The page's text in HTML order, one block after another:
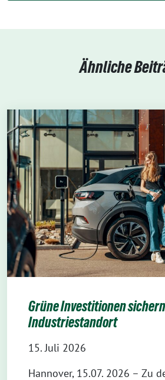
Ähnliche
Grüne Investitionen
Industriestandort
15. Juli 2026
Hannover, 15.07. 2026 – Zu